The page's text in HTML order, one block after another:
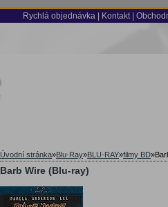
Rychlá objednávka Kontakt
Úvodní stránka»Blu-Ray»BLU-RAY»filmy BD»
Barb Wire (Blu-ray)